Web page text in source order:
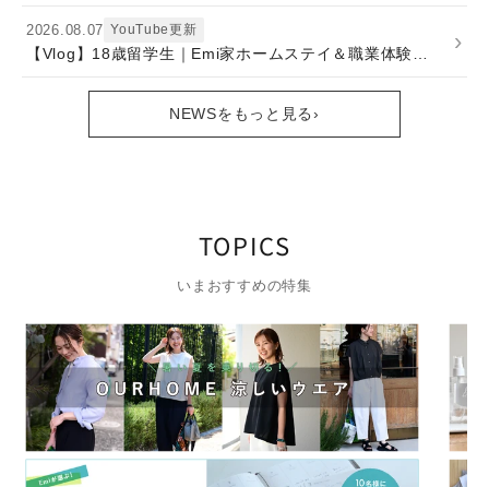
2026.08.07 YouTube更新 ›
NEWSをもっと見る›
TOPICS
いまおすすめの特集